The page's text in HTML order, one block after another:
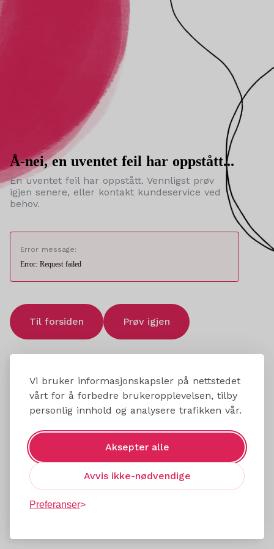
Vi bruker informasjonskapsler på nettstedet
vårt for å forbedre brukeropplevelsen, tilby
personlig innhold og analysere trafikken vår.
Aksepter alle
Avvis ikke-nødvendige
Preferanser
Å-nei, en uventet feil har oppstått...
En uventet feil har oppstått. Vennligst prøv
igjen senere, eller kontakt kundeservice ved
behov.
Error message:
Error: Request failed
Til forsiden Prøv igjen